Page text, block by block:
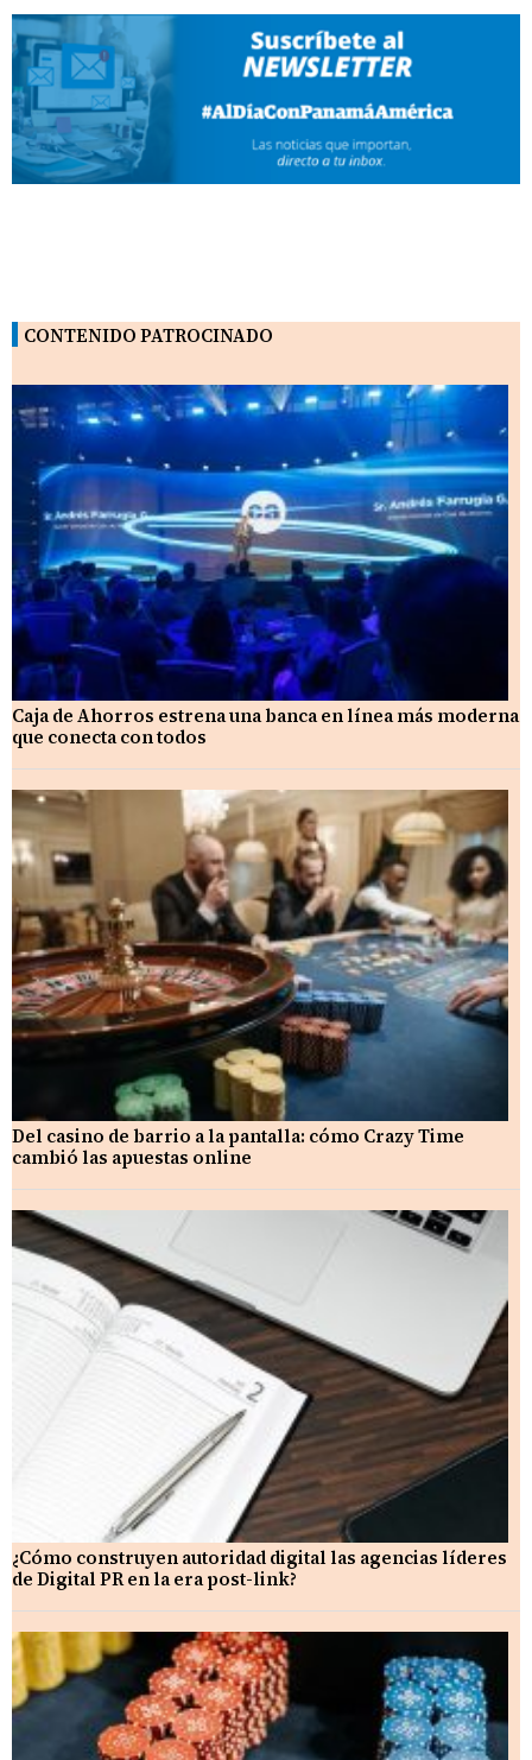
CONTENIDO PATROCINADO
Caja de Ahorros estrena una banca en línea más moderna
que conecta con todos
Del casino de barrio a la pantalla: cómo Crazy Time
cambió las apuestas online
¿Cómo construyen autoridad digital las agencias líderes
de Digital PR en la era post-link?